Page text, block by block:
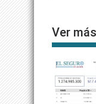
Ver más